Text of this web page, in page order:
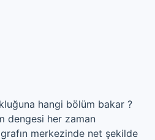
hangi bölüm bakar ?
dengesi her zaman
merkezinde net şekilde